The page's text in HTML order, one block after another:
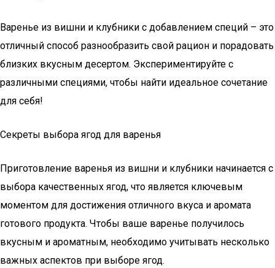
Варенье из вишни и клубники с добавлением специй – это
отличный способ разнообразить свой рацион и порадовать
близких вкусным десертом. Экспериментируйте с
различными специями, чтобы найти идеальное сочетание
для себя!
Секреты выбора ягод для варенья
Приготовление варенья из вишни и клубники начинается с
выбора качественных ягод, что является ключевым
моментом для достижения отличного вкуса и аромата
готового продукта. Чтобы ваше варенье получилось
вкусным и ароматным, необходимо учитывать несколько
важных аспектов при выборе ягод.